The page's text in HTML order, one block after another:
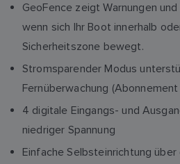
GeoFence zeigt Warnungen
wenn sich Ihr Boot innerhalb
Sicherheitszone bewegt.
Stromsparender Modus
Fernüberwachung
4 digitale Eingangs- und
niedriger Spannung
Einfache Selbsteinrichtung